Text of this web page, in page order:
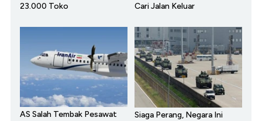
23.000 Toko
Cari Jalan Keluar
AS Salah Tembak Pesawat
Siaga Perang, Negara Ini